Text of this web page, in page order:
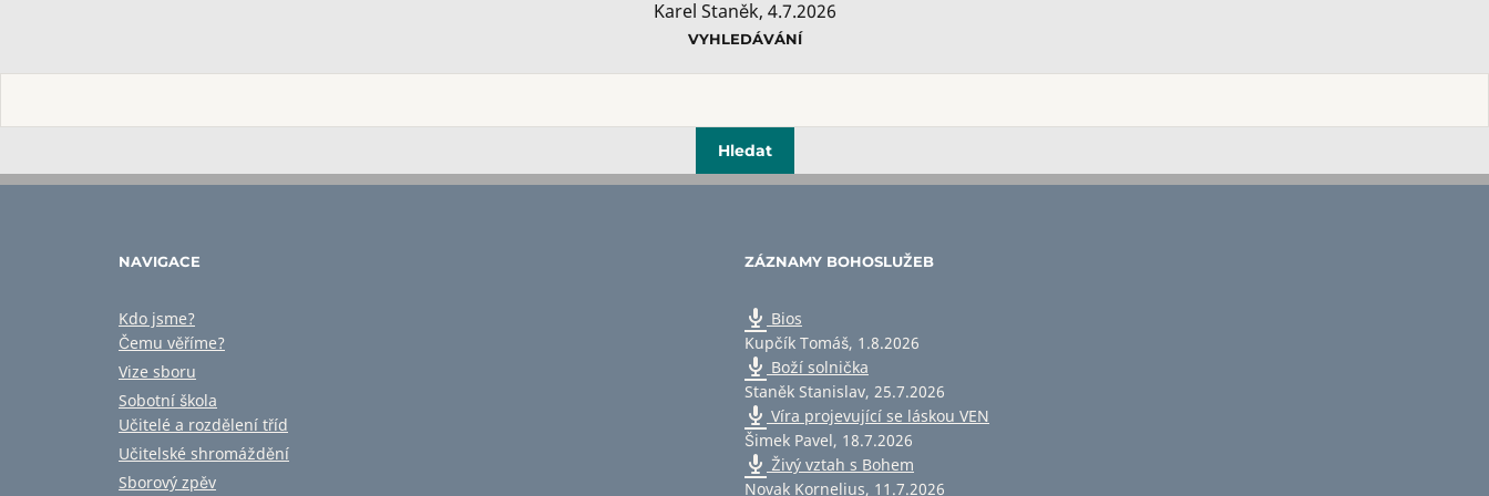
Karel Staněk, 4.7.2026
VYHLEDÁVÁNÍ
NAVIGACE
Kdo jsme?
Čemu věříme?
Vize sboru
Sobotní škola
Učitelé a rozdělení tříd
Učitelské shromáždění
Sborový zpěv
ZÁZNAMY BOHOSLUŽEB
Bios
Kupčík Tomáš, 1.8.2026
Boží solnička
Staněk Stanislav, 25.7.2026
Víra projevující se láskou VEN
Šimek Pavel, 18.7.2026
Živý vztah s Bohem
Novak Kornelius, 11.7.2026